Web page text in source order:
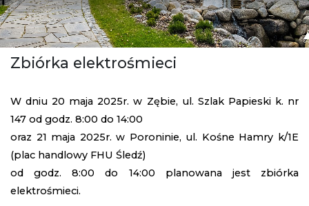
Zbiórka elektrośmieci
W dniu 20 maja 2025r. w Zębie, ul. Szlak Papieski k. nr
147 od godz. 8:00 do 14:00
oraz 21 maja 2025r. w Poroninie, ul. Kośne Hamry k/1E
(plac handlowy FHU Śledź)
od godz. 8:00 do 14:00 planowana jest zbiórka
elektrośmieci.